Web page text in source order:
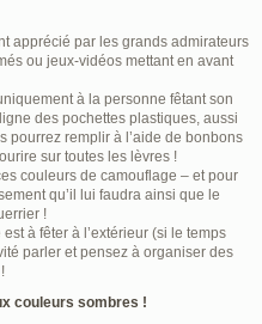
apprécié par les grands admirateurs
ou jeux-vidéos mettant en avant
à la personne fêtant son
des pochettes plastiques, aussi
pourrez remplir à l’aide de bonbons
sur toutes les lèvres !
couleurs de camouflage – et pour
qu’il lui faudra ainsi que le
!
à fêter à l’extérieur (si le temps
parler et pensez à organiser des
couleurs sombres !